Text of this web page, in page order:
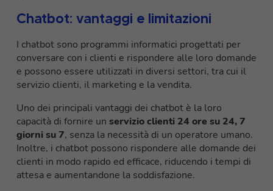
Chatbot: vantaggi e limitazioni
I chatbot sono programmi informatici progettati per
conversare con i clienti e rispondere alle loro domande
e possono essere utilizzati in diversi settori, tra cui il
servizio clienti, il marketing e la vendita.
Uno dei principali vantaggi dei chatbot è la loro
capacità di fornire un servizio clienti 24 ore su 24, 7
giorni su 7, senza la necessità di un operatore umano.
Inoltre, i chatbot possono rispondere alle domande dei
clienti in modo rapido ed efficace, riducendo i tempi di
attesa e aumentandone la soddisfazione.